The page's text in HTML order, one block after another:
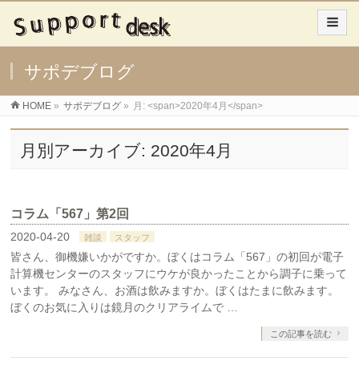
サポデブログ
HOME » サポデブログ » 月: <span>2020年4月</span>
月別アーカイブ: 2020年4月
コラム「567」第2回
2020-04-20 雑談 スタッフ
皆さん、御機嫌いかがですか。ぼくはコラム「567」の初回が電子
計算機センターのスタッフにウケが良かったことから調子に乗って
います。 みなさん、お酒は飲みますか。ぼくはたまに飲みます。
ぼくのお気に入りは鏡月のクリアライムで …
この記事を読む